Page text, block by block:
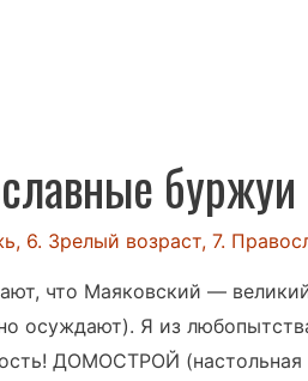
буржуи
, 6. Зрелый возраст, 7.
что Маяковский —
осуждают). Я из
ДОМОСТРОЙ (настольная